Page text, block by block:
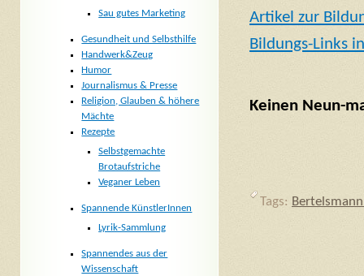
Artikel zur
Bildungs-Links
Keinen Neun-
Tags:
Sau gutes Marketing
Gesundheit und Selbsthilfe
Handwerk&Zeug
Humor
Journalismus & Presse
Religion, Glauben & höhere
Mächte
Rezepte
Selbstgemachte
Brotaufstriche
Veganer Leben
Spannende KünstlerInnen
Lyrik-Sammlung
Spannendes aus der
Wissenschaft